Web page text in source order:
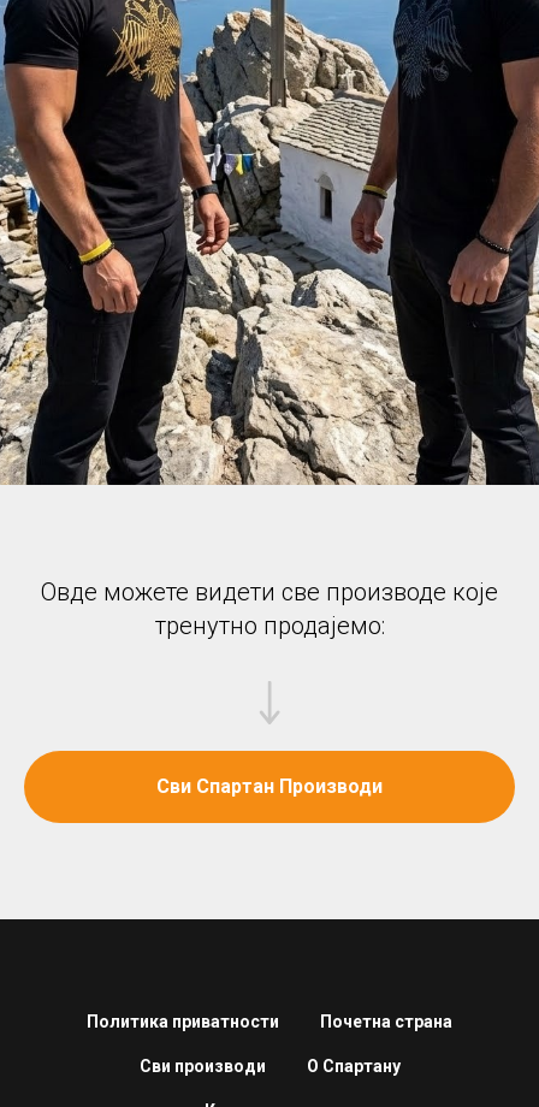
Овде можете видети све производе које
тренутно продајемо:
Сви Спартан Производи
Политика приватности Почетна страна
Сви производи О Спартану